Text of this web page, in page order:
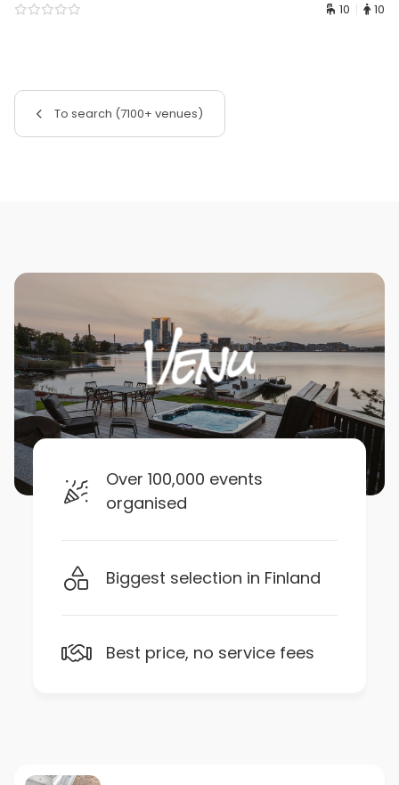
10 10
To search (7100+ venues)
Over 100,000 events
organised
Biggest selection in Finland
Best price, no service fees